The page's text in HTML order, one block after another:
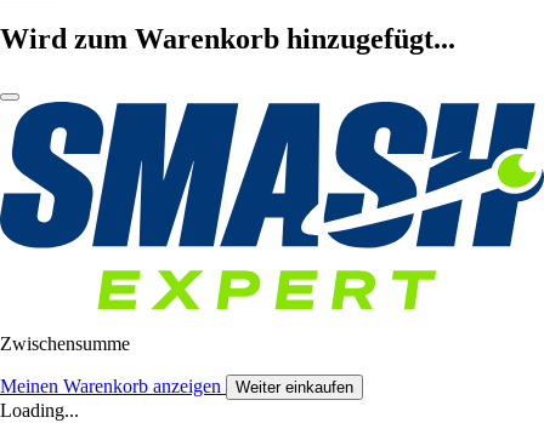
Wird zum Warenkorb hinzugefügt...
Zwischensumme
Meinen Warenkorb anzeigen Weiter einkaufen
Loading...